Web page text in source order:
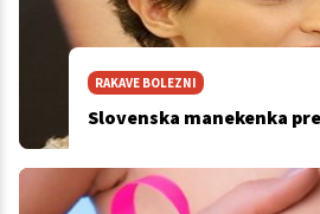
RAKAVE BOLEZNI
Slovenska manekenka